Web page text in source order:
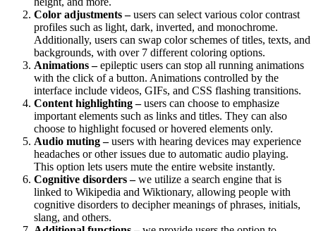
Color adjustments –users can select various color contrast
profiles such as light, dark, inverted, and monochrome.
Additionally, users can swap color schemes of titles, texts, and
backgrounds, with over 7 different coloring options.
Animations –epileptic users can stop all running animations
with the click of a button. Animations controlled by the
interface include videos, GIFs, and CSS flashing transitions.
Content highlighting –users can choose to emphasize
important elements such as links and titles. They can also
choose to highlight focused or hovered elements only.
Audio muting –users with hearing devices may experience
headaches or other issues due to automatic audio playing.
This option lets users mute the entire website instantly.
Cognitive disorders –we utilize a search engine that is
linked to Wikipedia and Wiktionary, allowing people with
cognitive disorders to decipher meanings of phrases, initials,
slang, and others.